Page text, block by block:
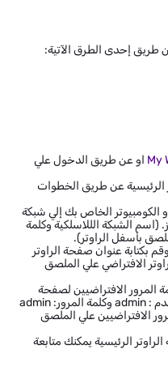
طريق إحدى الطرق الآتية:
My او عن طريق الدخول علي
عن طريق الخطوات
الكومبيوتر الخاص بك إلي شبكة
(اسم الشبكة الللاسلكية وكلمة
بأسفل الراوتر).
بكتابة عنوان صفحة الراوتر
الافتراضي علي الملصق
الافتراضيين لصفحة
دخول الراوتر اسم المستخدم : admin وكلمة المرور: admin
الافتراضيين علي الملصق
الرئيسية يمكنك متابعة